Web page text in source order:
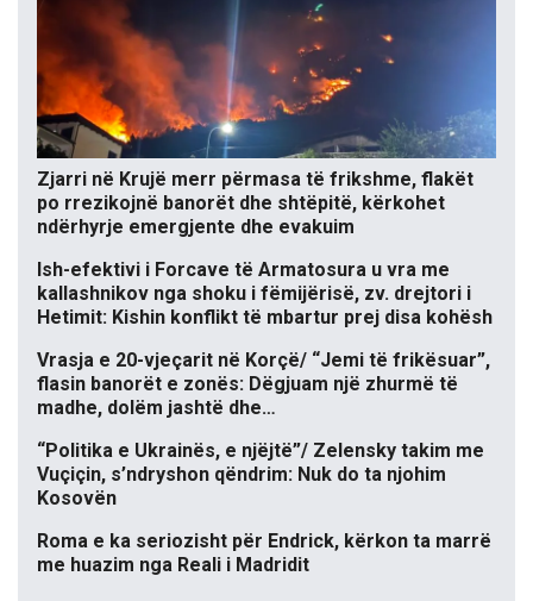
Zjarri në Krujë merr përmasa të frikshme, flakët
po rrezikojnë banorët dhe shtëpitë, kërkohet
ndërhyrje emergjente dhe evakuim
Ish-efektivi i Forcave të Armatosura u vra me
kallashnikov nga shoku i fëmijërisë, zv. drejtori i
Hetimit: Kishin konflikt të mbartur prej disa kohësh
Vrasja e 20-vjeçarit në Korçë/ “Jemi të frikësuar”,
flasin banorët e zonës: Dëgjuam një zhurmë të
madhe, dolëm jashtë dhe…
“Politika e Ukrainës, e njëjtë”/ Zelensky takim me
Vuçiçin, s’ndryshon qëndrim: Nuk do ta njohim
Kosovën
Roma e ka seriozisht për Endrick, kërkon ta marrë
me huazim nga Reali i Madridit